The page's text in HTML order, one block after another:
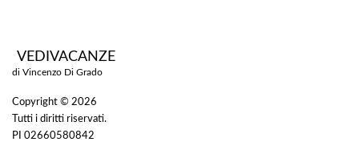
VEDIVACANZE
di Vincenzo Di Grado
Copyright © 2026
Tutti i diritti riservati.
PI 02660580842